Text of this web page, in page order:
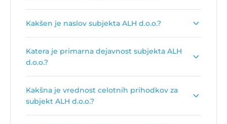
Kakšen je naslov subjekta ALH d.o.o.?
Maribor.
Katera je primarna dejavnost subjekta ALH
d.o.o.?
Trgovina na debelo s kovinami in rudami
Kakšna je vrednost celotnih prihodkov za
subjekt ALH d.o.o.?